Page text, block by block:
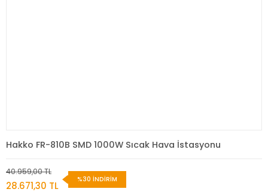
Hakko FR-810B SMD 1000W Sıcak Hava İstasyonu
40.959,00 TL
28.671,30 TL
%30 İNDİRİM